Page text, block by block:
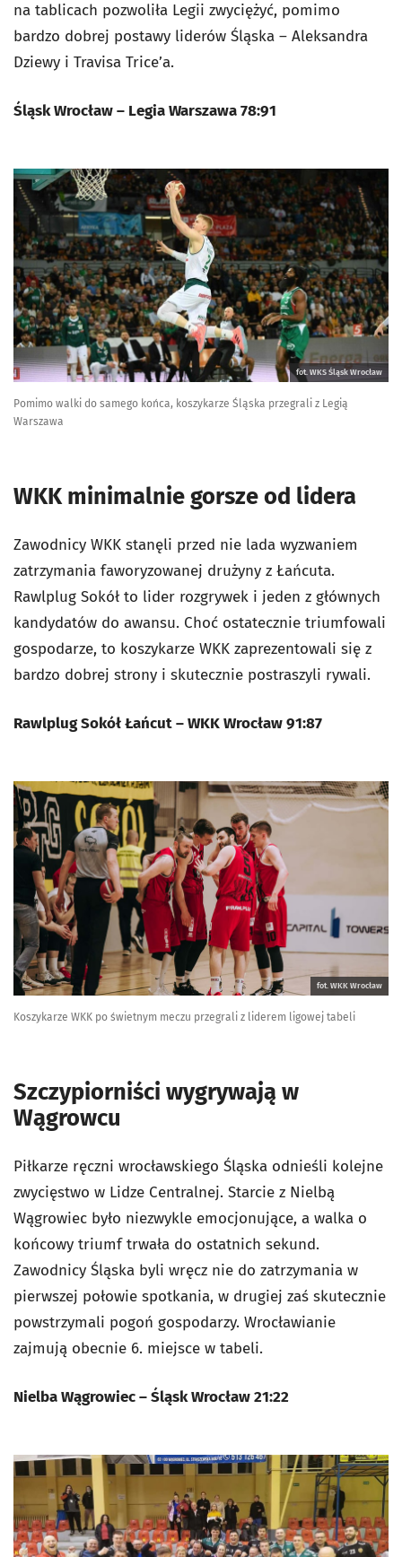
na tablicach pozwoliła Legii zwyciężyć, pomimo
bardzo dobrej postawy liderów Śląska – Aleksandra
Dziewy i Travisa Trice’a.
Śląsk Wrocław – Legia Warszawa 78:91
fot. WKS Śląsk Wrocław
Pomimo walki do samego końca, koszykarze Śląska przegrali z Legią
Warszawa
WKK minimalnie gorsze od lidera
Zawodnicy WKK stanęli przed nie lada wyzwaniem
zatrzymania faworyzowanej drużyny z Łańcuta.
Rawlplug Sokół to lider rozgrywek i jeden z głównych
kandydatów do awansu. Choć ostatecznie triumfowali
gospodarze, to koszykarze WKK zaprezentowali się z
bardzo dobrej strony i skutecznie postraszyli rywali.
Rawlplug Sokół Łańcut – WKK Wrocław 91:87
fot. WKK Wrocław
Koszykarze WKK po świetnym meczu przegrali z liderem ligowej tabeli
Szczypiorniści wygrywają w
Wągrowcu
Piłkarze ręczni wrocławskiego Śląska odnieśli kolejne
zwycięstwo w Lidze Centralnej. Starcie z Nielbą
Wągrowiec było niezwykle emocjonujące, a walka o
końcowy triumf trwała do ostatnich sekund.
Zawodnicy Śląska byli wręcz nie do zatrzymania w
pierwszej połowie spotkania, w drugiej zaś skutecznie
powstrzymali pogoń gospodarzy. Wrocławianie
zajmują obecnie 6. miejsce w tabeli.
Nielba Wągrowiec – Śląsk Wrocław 21:22